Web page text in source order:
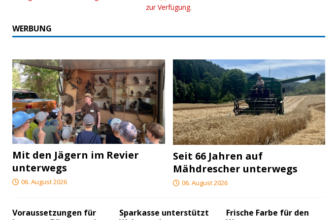
zur Verfügung.
WERBUNG
Mit den Jägern im Revier
unterwegs
06. August 2026
Seit 66 Jahren auf
Mähdrescher unterwegs
06. August 2026
Voraussetzungen für
Sparkasse unterstützt
Frische Farbe für den